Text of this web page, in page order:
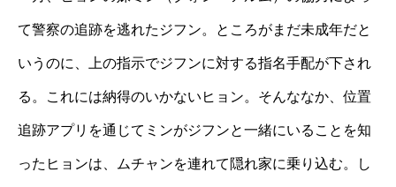
て警察の追跡を逃れたジフン。ところがまだ未成年だと
いうのに、上の指示でジフンに対する指名手配が下され
る。これには納得のいかないヒョン。そんななか、位置
追跡アプリを通じてミンがジフンと一緒にいることを知
ったヒョンは、ムチャンを連れて隠れ家に乗り込む。し